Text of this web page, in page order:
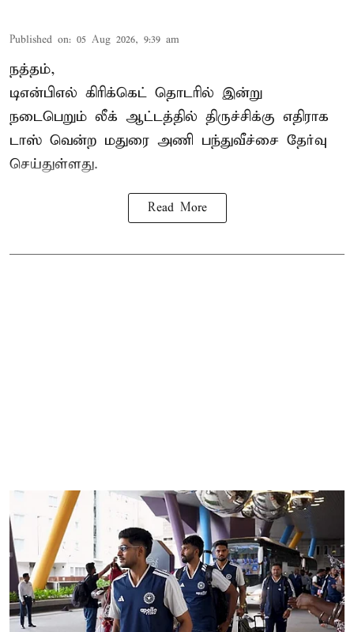
Published on: 05 Aug 2026, 9:39 am
நத்தம்,
டிஎன்பிஎல் கிரிக்கெட் தொடரில் இன்று
நடைபெறும் லீக் ஆட்டத்தில் திருச்சிக்கு எதிராக
டாஸ் வென்ற மதுரை அணி பந்துவீச்சை தேர்வு
செய்துள்ளது.
Read More